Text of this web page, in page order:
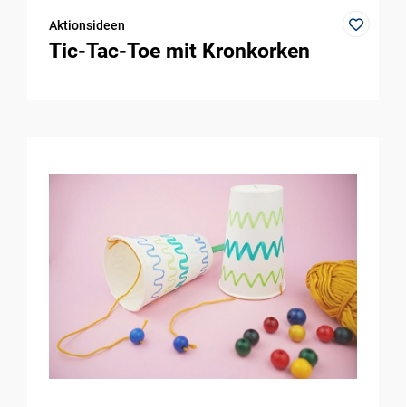
Aktionsideen
Tic-Tac-Toe mit Kronkorken